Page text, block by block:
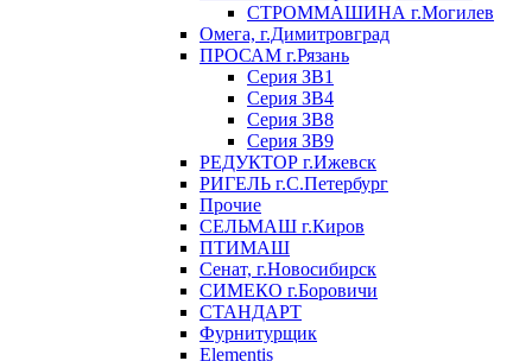
СТРОММАШИНА г.Могилев
Омега, г.Димитровград
ПРОСАМ г.Рязань
Серия ЗВ1
Серия ЗВ4
Серия ЗВ8
Серия ЗВ9
РЕДУКТОР г.Ижевск
РИГЕЛЬ г.С.Петербург
Прочие
СЕЛЬМАШ г.Киров
ПТИМАШ
Сенат, г.Новосибирск
СИМЕКО г.Боровичи
СТАНДАРТ
Фурнитурщик
Elementis